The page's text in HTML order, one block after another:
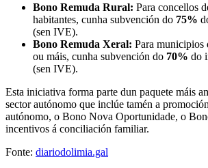
Bono Remuda Rural: Para concellos
habitantes, cunha subvención do 75%
(sen IVE).
Bono Remuda Xeral: Para municipios
ou máis, cunha subvención do 70% do
(sen IVE).
Esta iniciativa forma parte dun paquete máis
sector autónomo que inclúe tamén a
autónomo, o Bono Nova Oportunidade, o
incentivos á conciliación familiar.
Fonte: diariodolimia.gal